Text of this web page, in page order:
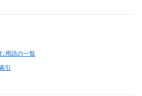
用語の一覧
引